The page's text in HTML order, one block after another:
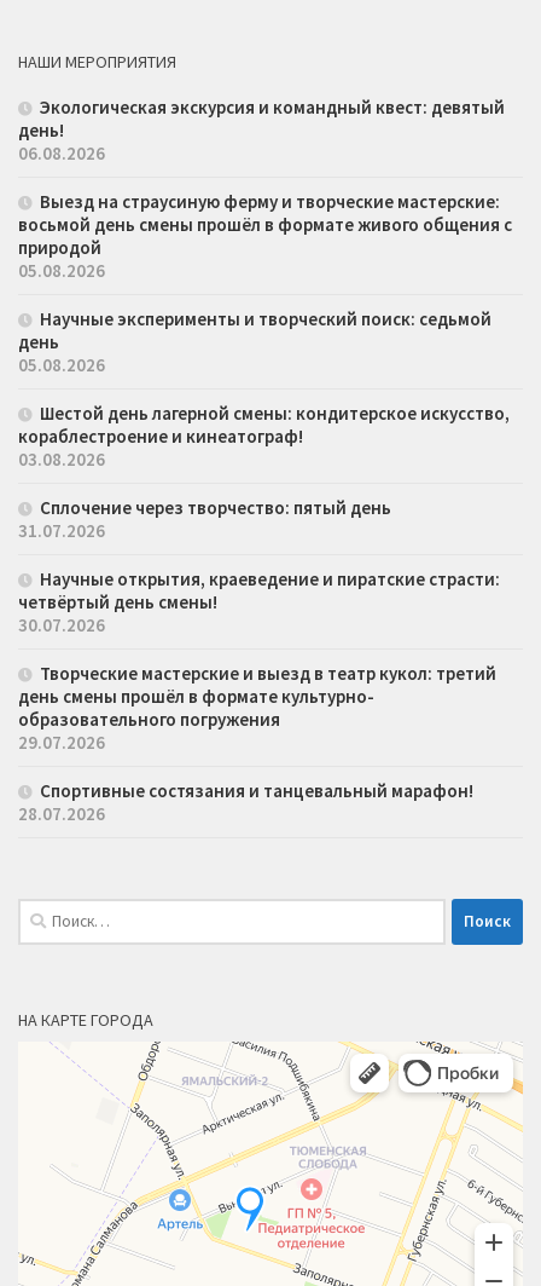
НАШИ МЕРОПРИЯТИЯ
Экологическая экскурсия и командный квест: девятый
день!
06.08.2026
Выезд на страусиную ферму и творческие мастерские:
восьмой день смены прошёл в формате живого общения с
природой
05.08.2026
Научные эксперименты и творческий поиск: седьмой
день
05.08.2026
Шестой день лагерной смены: кондитерское искусство,
кораблестроение и кинеатограф!
03.08.2026
Сплочение через творчество: пятый день
31.07.2026
Научные открытия, краеведение и пиратские страсти:
четвёртый день смены!
30.07.2026
Творческие мастерские и выезд в театр кукол: третий
день смены прошёл в формате культурно-
образовательного погружения
29.07.2026
Спортивные состязания и танцевальный марафон!
28.07.2026
Найти:
НА КАРТЕ ГОРОДА